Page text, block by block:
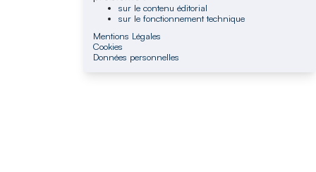
sur le contenu éditorial
sur le fonctionnement technique
Mentions Légales
Cookies
Données personnelles